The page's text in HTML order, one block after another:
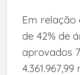
Em relação
de 42% de
aprovados